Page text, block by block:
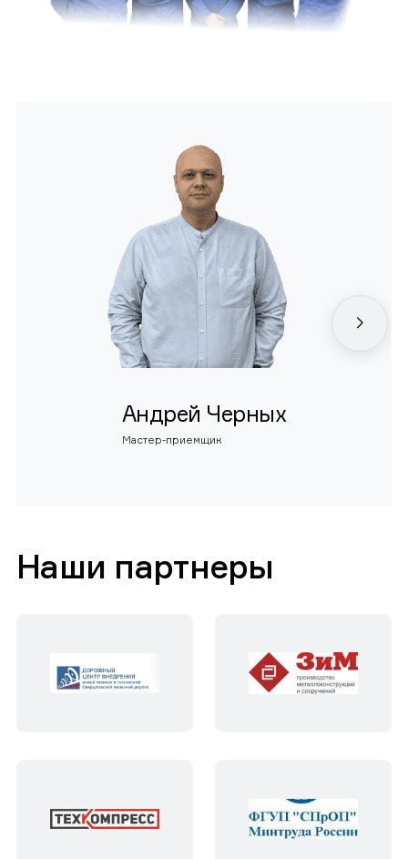
Андрей Черных
Мастер-приемщик
Наши партнеры